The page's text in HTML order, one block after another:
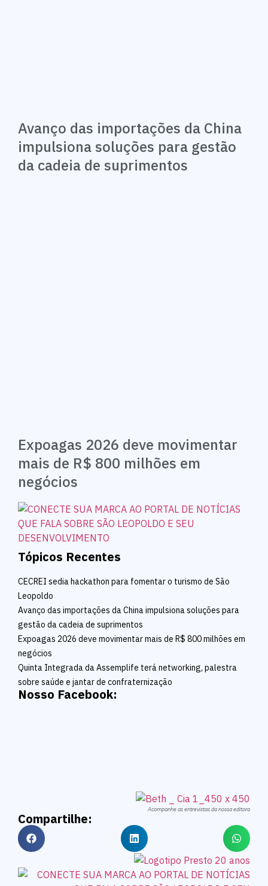
Avanço das importações da China
impulsiona soluções para gestão
da cadeia de suprimentos
Expoagas 2026 deve movimentar
mais de R$ 800 milhões em
negócios
Tópicos Recentes
CECREI sedia hackathon para fomentar o turismo de São
Leopoldo
Avanço das importações da China impulsiona soluções para
gestão da cadeia de suprimentos
Expoagas 2026 deve movimentar mais de R$ 800 milhões em
negócios
Quinta Integrada da Assemplife terá networking, palestra
sobre saúde e jantar de confraternização
Nosso Facebook:
Acompanhe as entrevistas da nossa editora
Compartilhe: